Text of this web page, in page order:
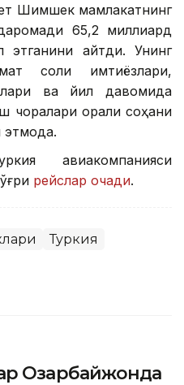
Шимшек мамлакатнинг
65,2 миллиард
айтди. Унинг
солиқ имтиёзлари,
ва йил давомида
чоралари орқали соҳани
авиакомпанияси
рейслар очади.
Туркия
Озарбайжонда